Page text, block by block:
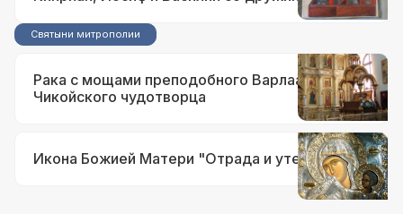
Святыни митрополии
Рака с мощами преподобного Варлаама
Чикойского чудотворца
Икона Божией Матери "Отрада и утешение"